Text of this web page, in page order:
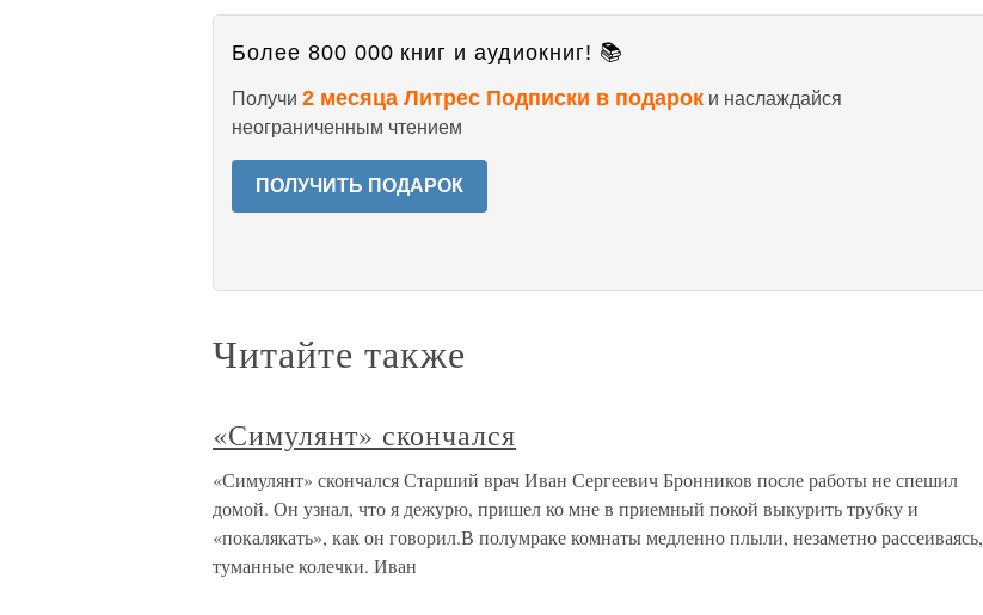
Более 800 000 книг и аудиокниг! 📚
Получи 2 месяца Литрес Подписки в подарок и наслаждайся
неограниченным чтением
ПОЛУЧИТЬ ПОДАРОК
Читайте также
«Симулянт» скончался
«Симулянт» скончался Старший врач Иван Сергеевич Бронников после работы не спешил
домой. Он узнал, что я дежурю, пришел ко мне в приемный покой выкурить трубку и
«покалякать», как он говорил.В полумраке комнаты медленно плыли, незаметно рассеиваясь,
туманные колечки. Иван